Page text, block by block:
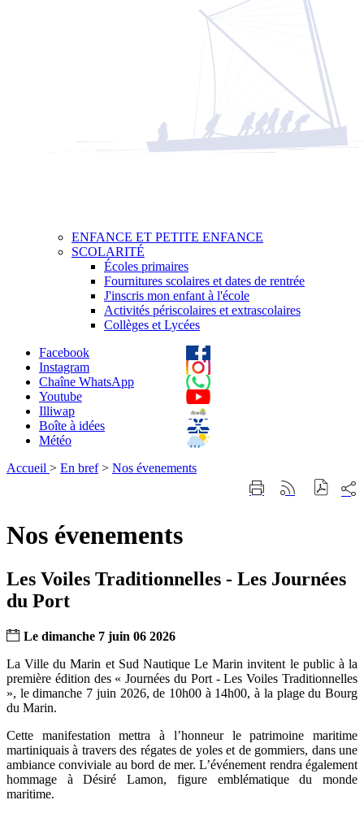
ENFANCE ET PETITE ENFANCE
SCOLARITÉ
Écoles primaires
Fournitures scolaires et dates de rentrée
J'inscris mon enfant à l'école
Activités périscolaires et extrascolaires
Collèges et Lycées
Facebook
Instagram
Chaîne WhatsApp
Youtube
Illiwap
Boîte à idées
Météo
Accueil > En bref > Nos évenements
ImprimerGénérer
sur
Nos évenements
Les Voiles Traditionnelles - Les Journées
du Port
Le dimanche 7 juin 06 2026
La Ville du Marin et Sud Nautique Le Marin invitent le public à la
première édition des « Journées du Port - Les Voiles Traditionnelles
», le dimanche 7 juin 2026, de 10h00 à 14h00, à la plage du Bourg
du Marin.
Cette manifestation mettra à l’honneur le patrimoine maritime
martiniquais à travers des régates de yoles et de gommiers, dans une
ambiance conviviale au bord de mer. L’événement rendra également
hommage à Désiré Lamon, figure emblématique du monde
maritime.